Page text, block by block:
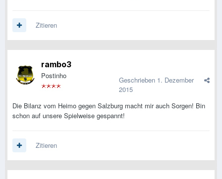
Zitieren
rambo3
Postinho Geschrieben 1. Dezember
2015
Die Bilanz vom Heimo gegen Salzburg macht mir auch Sorgen! Bin
schon auf unsere Spielweise gespannt!
Zitieren